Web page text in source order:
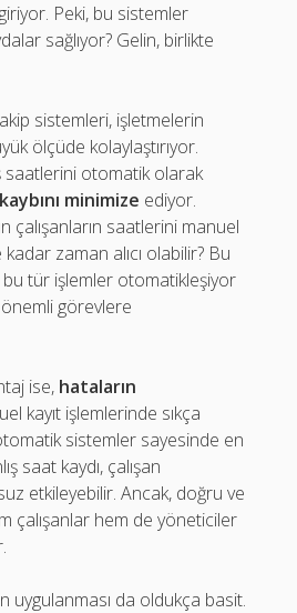
Peki, bu sistemler
sağlıyor? Gelin, birlikte
sistemleri, işletmelerin
ölçüde kolaylaştırıyor.
saatlerini otomatik olarak
minimize ediyor.
çalışanların saatlerini manuel
zaman alıcı olabilir? Bu
tür işlemler otomatikleşiyor
görevlere
ise, hataların
kayıt işlemlerinde sıkça
sistemler sayesinde en
saat kaydı, çalışan
etkileyebilir. Ancak, doğru ve
çalışanlar hem de yöneticiler
uygulanması da oldukça basit.